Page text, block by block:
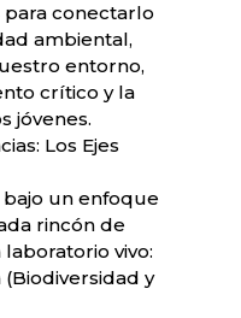
conectarlo
ambiental,
entorno,
crítico y la
jóvenes.
Los Ejes
un enfoque
rincón de
vivo:
y